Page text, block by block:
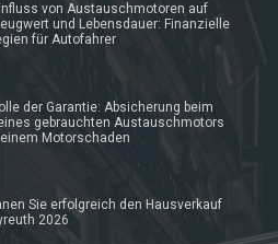
von Austauschmotoren auf
und Lebensdauer: Finanzielle
für Autofahrer
der Garantie: Absicherung beim
gebrauchten Austauschmotors
Motorschaden
Sie erfolgreich den Hausverkauf
2026